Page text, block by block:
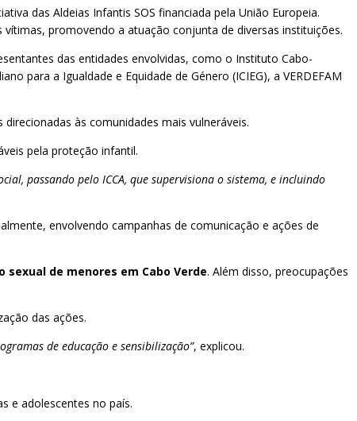
das Aldeias Infantis SOS financiada pela União Europeia.
promovendo a atuação conjunta de diversas instituições.
das entidades envolvidas, como o Instituto Cabo-
para a Igualdade e Equidade de Género (ICIEG), a VERDEFAM
direcionadas às comunidades mais vulneráveis.
pela proteção infantil.
passando pelo ICCA, que supervisiona o sistema, e incluindo
envolvendo campanhas de comunicação e ações de
sexual de menores em Cabo Verde. Além disso, preocupações
das ações.
de educação e sensibilização”, explicou.
e adolescentes no país.